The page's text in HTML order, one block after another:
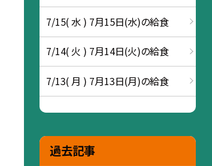
7/15( 水 ) 7月15日(水)の給食
7/14( 火 ) 7月14日(火)の給食
7/13( 月 ) 7月13日(月)の給食
過去記事